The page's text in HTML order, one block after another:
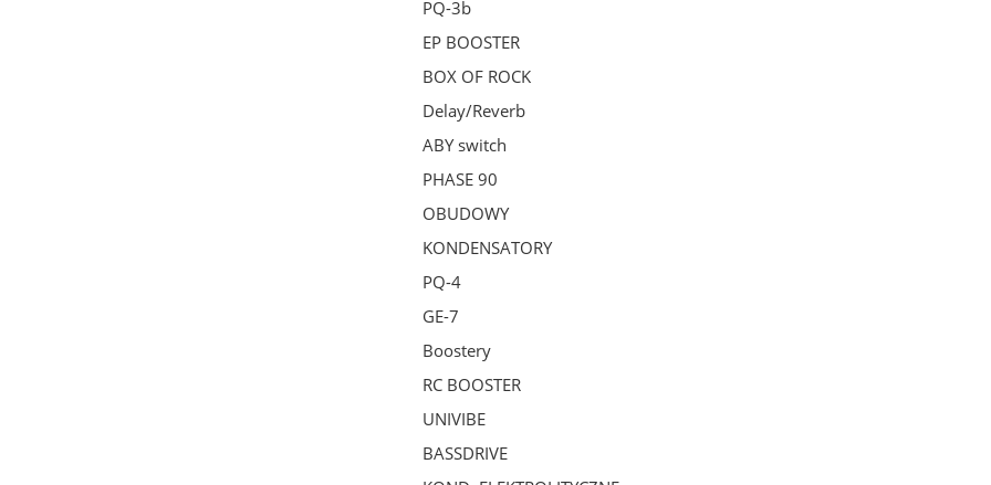
PQ-3b
EP BOOSTER
BOX OF ROCK
Delay/Reverb
ABY switch
PHASE 90
OBUDOWY
KONDENSATORY
PQ-4
GE-7
Boostery
RC BOOSTER
UNIVIBE
BASSDRIVE